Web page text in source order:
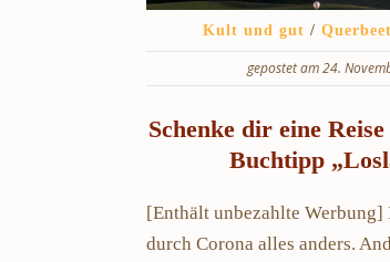
Kult und gut /Querbeet
gepostet am 24.
Schenke dir eine
Buchtipp
[Enthält unbezahlte
durch Corona alles anders.